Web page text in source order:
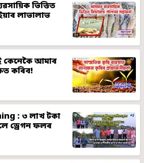
ভিত্তিত
লাভালাভ
কেনেকৈ আমাৰ
কৰিব!
: ৩ লাখ টকা
ড্ৰেগন ফলৰ